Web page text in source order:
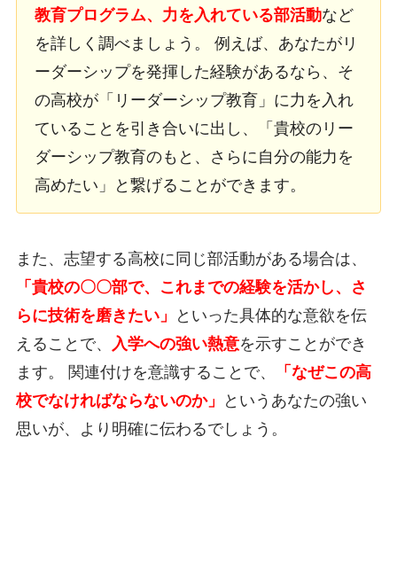
教育プログラム、力を入れている部活動など
を詳しく調べましょう。 例えば、あなたがリ
ーダーシップを発揮した経験があるなら、そ
の高校が「リーダーシップ教育」に力を入れ
ていることを引き合いに出し、「貴校のリー
ダーシップ教育のもと、さらに自分の能力を
高めたい」と繋げることができます。
また、志望する高校に同じ部活動がある場合は、
「貴校の〇〇部で、これまでの経験を活かし、さ
らに技術を磨きたい」
といった具体的な意欲を伝
えることで、
入学への強い熱意を示すことができ
ます。 関連付けを意識することで、
「なぜこの高
校でなければならないのか」
というあなたの強い
思いが、より明確に伝わるでしょう。